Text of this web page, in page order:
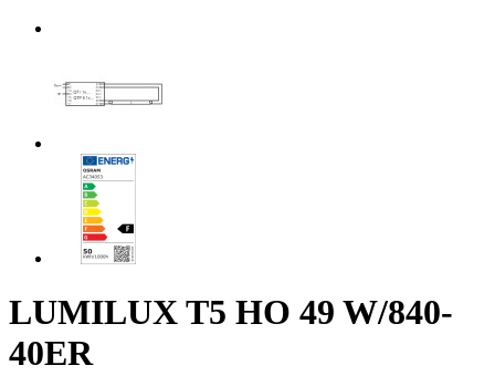
LUMILUX T5 HO 49 W/840-
40ER